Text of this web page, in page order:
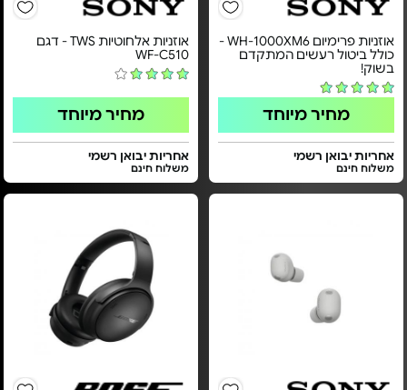
אוזניות פרימיום WH-1000XM6 -
כולל ביטול רעשים המתקדם
בשוק!
מחיר מיוחד
אחריות יבואן רשמי
משלוח חינם
אוזניות אלחוטיות TWS - דגם
WF-C510
מחיר מיוחד
אחריות יבואן רשמי
משלוח חינם